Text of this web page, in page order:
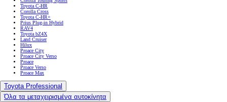
Toyota C-HR
Corolla Cross
Toyota C-HR+
Prius Plug-in Hybrid
RAV4
Toyota bZ4X
Land Cruiser
Hilux
Proace City
Proace City Verso
Proace
Proace Verso
Proace Max
Toyota Professional
Όλα τα μεταχειρισμένα αυτοκίνητα